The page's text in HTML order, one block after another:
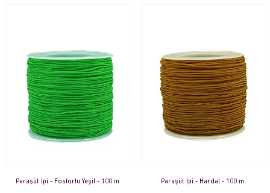
Paraşüt İpi - Fosforlu Yeşil - 100 m Paraşüt İpi - Hardal - 100 m